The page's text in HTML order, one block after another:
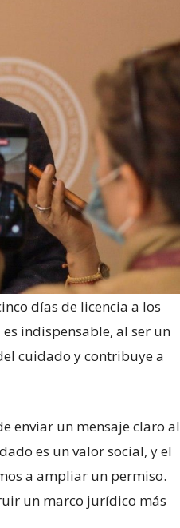
días de licencia a los
indispensable, al ser un
cuidado y contribuye a
enviar un mensaje claro al
es un valor social, y el
a ampliar un permiso.
un marco jurídico más